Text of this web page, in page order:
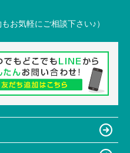
お気軽にご相談下さい♪）